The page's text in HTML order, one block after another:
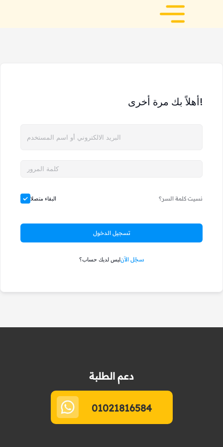
أهلاً بك مرة أخرى!
البقاء متصلا نسيت كلمة السر؟
تسجيل الدخول
ليس لديك حساب؟سجّل الآن
دعم الطلبة
01021816584